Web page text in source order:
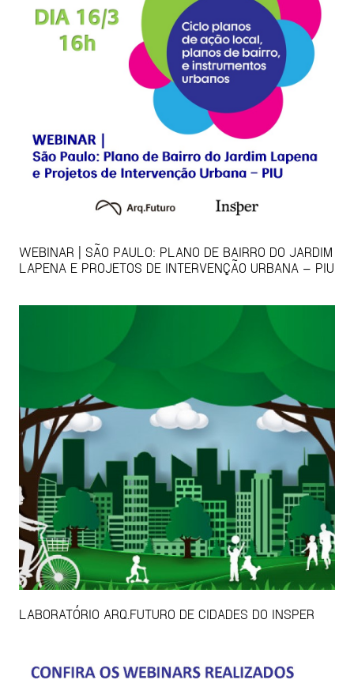
WEBINAR | SÃO PAULO: PLANO DE BAIRRO DO JARDIM
LAPENA E PROJETOS DE INTERVENÇÃO URBANA – PIU
LABORATÓRIO ARQ.FUTURO DE CIDADES DO INSPER